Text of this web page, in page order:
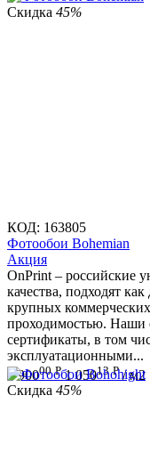
Скидка 45%
КОД: 163805
Фотообои Bohemian
Aкция
OnPrint – российские
качества, подходят
крупных
проходимостью. Наши
сертификаты, в том
эксплуатационными...
1 90000 Р 1 05013 Р / м2
Скидка 45%